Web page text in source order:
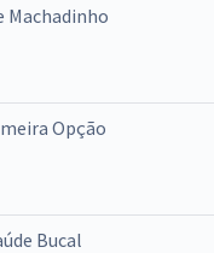
Machadinho
Opção
Bucal